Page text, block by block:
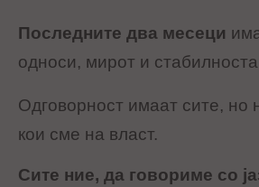
Последните два месеци
односи, мирот и
Одговорност имаат сите, но
кои сме на власт.
Сите ние, да говориме со